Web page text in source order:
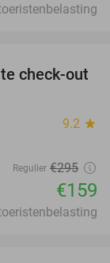
46%
check-out
9.2 star
Regulier €295
€159